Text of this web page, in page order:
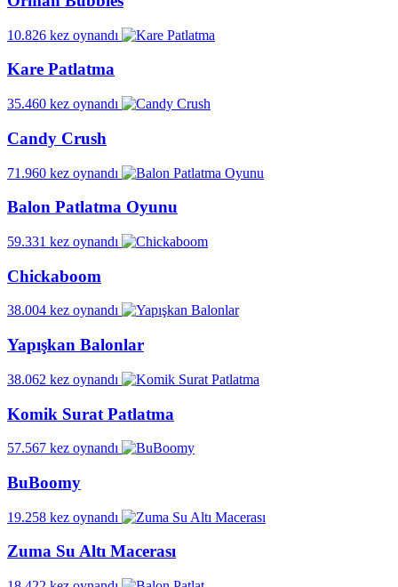
10.826 kez oynandı
Kare Patlatma
35.460 kez oynandı
Candy Crush
71.960 kez oynandı
Balon Patlatma Oyunu
59.331 kez oynandı
Chickaboom
38.004 kez oynandı
Yapışkan Balonlar
38.062 kez oynandı
Komik Surat Patlatma
57.567 kez oynandı
BuBoomy
19.258 kez oynandı
Zuma Su Altı Macerası